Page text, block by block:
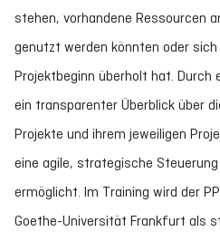
stehen, vorhandene Ressourcen
genutzt werden könnten oder
Projektbeginn überholt hat. Durch
ein transparenter Überblick über
Projekte und ihrem jeweiligen
eine agile, strategische
ermöglicht. Im Training wird der
Goethe-Universität Frankfurt als